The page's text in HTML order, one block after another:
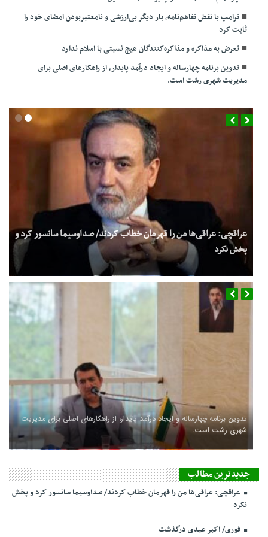
ترامپ با نقض تفاهم‌نامه، بار دیگر بی‌ارزشی و نامعتبربودن امضای خود را
ثابت کرد
تعرض به مذاکره و مذاکره‌کنندگان هیچ نسبتی با اسلام ندارد
تدوین برنامه چهارساله و ایجاد درآمد پایدار، از راهکارهای اصلی برای
مدیریت شهری رشت است.
عراقچی: عراقی‌ها من را قهرمان خطاب کردند/ صداوسیما سانسور کرد و
پخش نکرد
تدوین برنامه چهارساله و ایجاد درآمد پایدار، از راهکارهای اصلی برای مدیریت
شهری رشت است.
جدیدترین مطالب
عراقچی: عراقی‌ها من را قهرمان خطاب کردند/ صداوسیما سانسور کرد و پخش
نکرد
فوری/ اکبر عبدی درگذشت